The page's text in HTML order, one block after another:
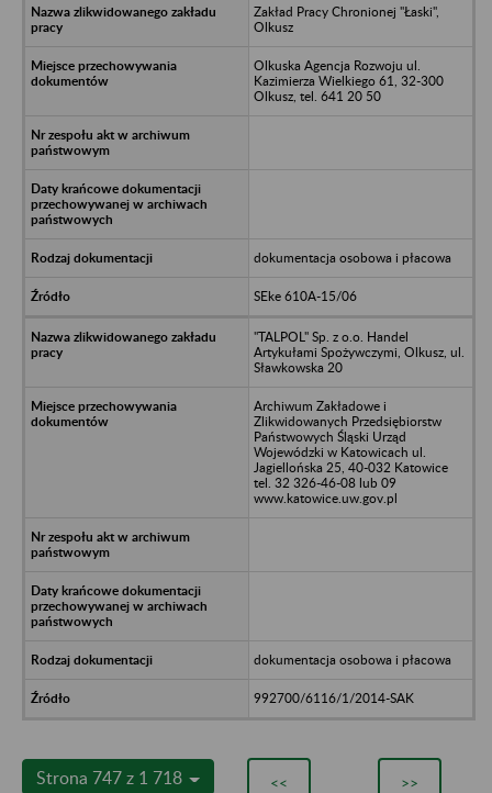
Zakład Pracy Chronionej "Łaski",
Olkusz
Olkuska Agencja Rozwoju ul.
Kazimierza Wielkiego 61, 32-300
Olkusz, tel. 641 20 50
dokumentacja osobowa i płacowa
SEke 610A-15/06
"TALPOL" Sp. z o.o. Handel
Artykułami Spożywczymi, Olkusz, ul.
Sławkowska 20
Archiwum Zakładowe i
Zlikwidowanych Przedsiębiorstw
Państwowych Śląski Urząd
Wojewódzki w Katowicach ul.
Jagiellońska 25, 40-032 Katowice
tel. 32 326-46-08 lub 09
www.katowice.uw.gov.pl
dokumentacja osobowa i płacowa
992700/6116/1/2014-SAK
Strona 747 z 1 718 << >>